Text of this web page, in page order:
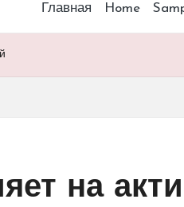
Главная Home
на